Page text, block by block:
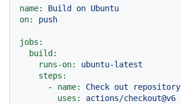
name: Build on Ubuntu
on:
push
jobs:
build:
runs-on:
ubuntu-latest
steps:
-
name: Check out repository
uses:
actions/checkout@v6